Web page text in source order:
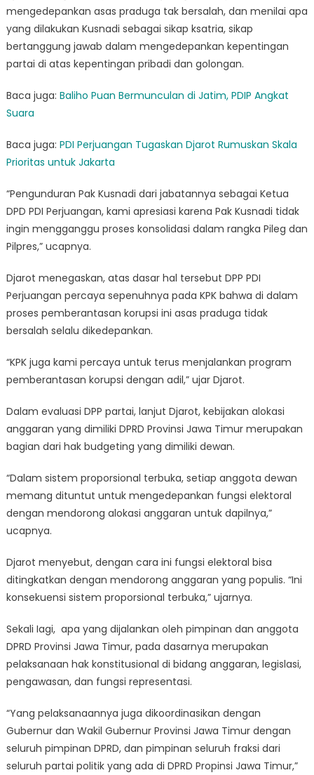
mengedepankan asas praduga tak bersalah, dan menilai apa
yang dilakukan Kusnadi sebagai sikap ksatria, sikap
bertanggung jawab dalam mengedepankan kepentingan
partai di atas kepentingan pribadi dan golongan.
Baca juga: Baliho Puan Bermunculan di Jatim, PDIP Angkat
Suara
Baca juga: PDI Perjuangan Tugaskan Djarot Rumuskan Skala
Prioritas untuk Jakarta
“Pengunduran Pak Kusnadi dari jabatannya sebagai Ketua
DPD PDI Perjuangan, kami apresiasi karena Pak Kusnadi tidak
ingin mengganggu proses konsolidasi dalam rangka Pileg dan
Pilpres,” ucapnya.
Djarot menegaskan, atas dasar hal tersebut DPP PDI
Perjuangan percaya sepenuhnya pada KPK bahwa di dalam
proses pemberantasan korupsi ini asas praduga tidak
bersalah selalu dikedepankan.
“KPK juga kami percaya untuk terus menjalankan program
pemberantasan korupsi dengan adil,” ujar Djarot.
Dalam evaluasi DPP partai, lanjut Djarot, kebijakan alokasi
anggaran yang dimiliki DPRD Provinsi Jawa Timur merupakan
bagian dari hak budgeting yang dimiliki dewan.
“Dalam sistem proporsional terbuka, setiap anggota dewan
memang dituntut untuk mengedepankan fungsi elektoral
dengan mendorong alokasi anggaran untuk dapilnya,”
ucapnya.
Djarot menyebut, dengan cara ini fungsi elektoral bisa
ditingkatkan dengan mendorong anggaran yang populis. “Ini
konsekuensi sistem proporsional terbuka,” ujarnya.
Sekali Iagi, apa yang dijalankan oleh pimpinan dan anggota
DPRD Provinsi Jawa Timur, pada dasarnya merupakan
pelaksanaan hak konstitusional di bidang anggaran, legislasi,
pengawasan, dan fungsi representasi.
“Yang pelaksanaannya juga dikoordinasikan dengan
Gubernur dan Wakil Gubernur Provinsi Jawa Timur dengan
seluruh pimpinan DPRD, dan pimpinan seluruh fraksi dari
seluruh partai politik yang ada di DPRD Propinsi Jawa Timur,”